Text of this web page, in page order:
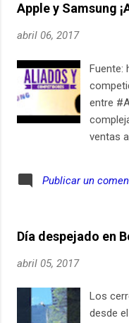
Apple y Samsung
abril 06, 2017
Fuente:
entre
ventas
grande
Publicar un
Día despejado en
abril 05, 2017
Los
desde